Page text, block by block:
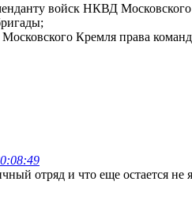
войск НКВД
Кремля права
отряд и что еще остается